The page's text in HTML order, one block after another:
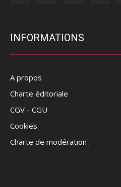
INFORMATIONS
A propos
Charte éditoriale
CGV - CGU
Cookies
Charte de modération